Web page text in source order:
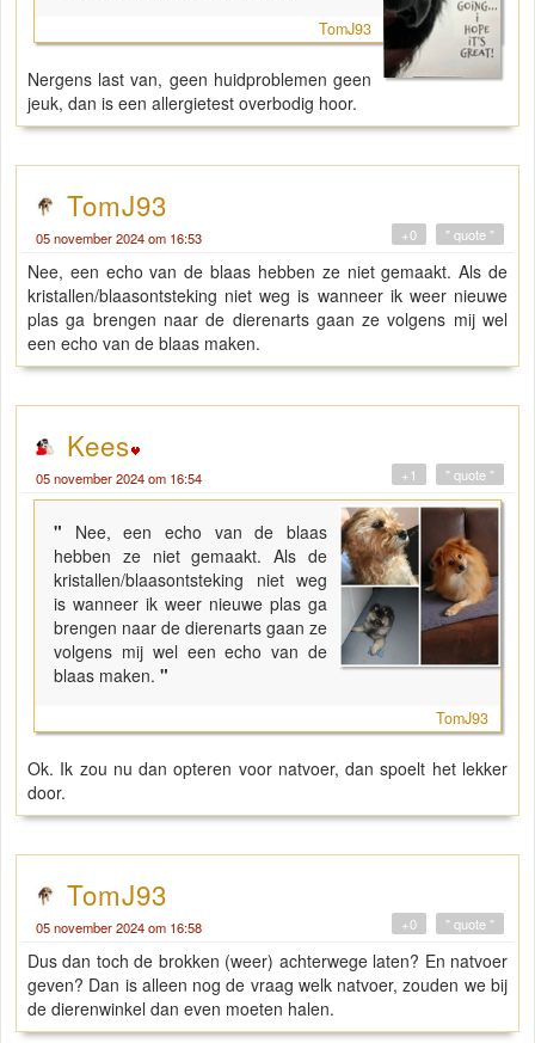
TomJ93
Nergens last van, geen huidproblemen geen
jeuk, dan is een allergietest overbodig hoor.
TomJ93
05 november 2024 om 16:53 " quote "
+0
Nee, een echo van de blaas hebben ze niet gemaakt. Als de
kristallen/blaasontsteking niet weg is wanneer ik weer nieuwe
plas ga brengen naar de dierenarts gaan ze volgens mij wel
een echo van de blaas maken.
Kees
05 november 2024 om 16:54 " quote "
+1
" Nee, een echo van de blaas
hebben ze niet gemaakt. Als de
kristallen/blaasontsteking niet weg
is wanneer ik weer nieuwe plas ga
brengen naar de dierenarts gaan ze
volgens mij wel een echo van de
blaas maken. "
TomJ93
Ok. Ik zou nu dan opteren voor natvoer, dan spoelt het lekker
door.
TomJ93
05 november 2024 om 16:58 " quote "
+0
Dus dan toch de brokken (weer) achterwege laten? En natvoer
geven? Dan is alleen nog de vraag welk natvoer, zouden we bij
de dierenwinkel dan even moeten halen.